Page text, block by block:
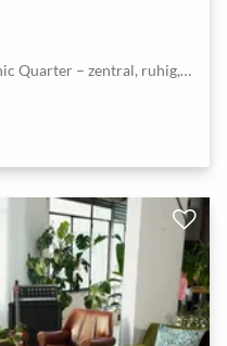
Kompakter Sitzungsraum im Gothic Quarter – zentral, ruhig, sofort buchbar